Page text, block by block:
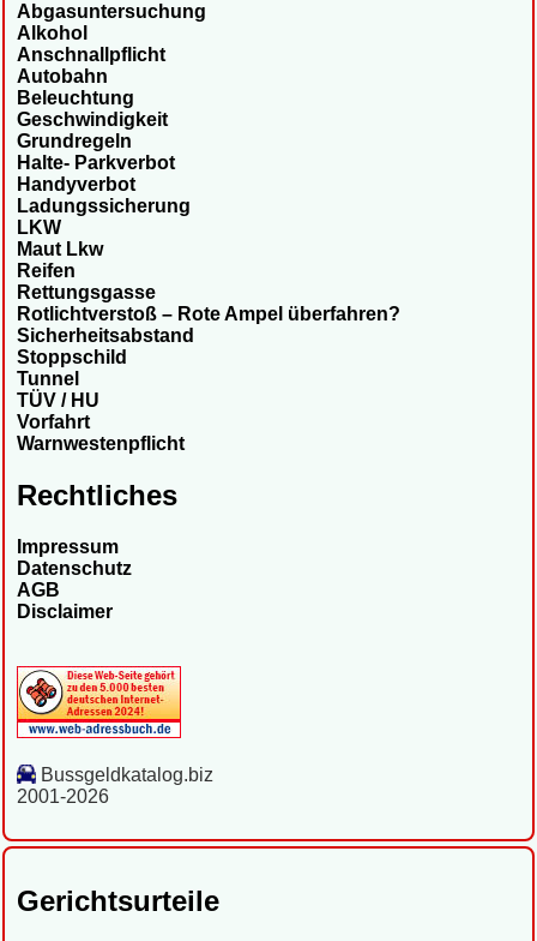
Abgasuntersuchung
Alkohol
Anschnallpflicht
Autobahn
Beleuchtung
Geschwindigkeit
Grundregeln
Halte- Parkverbot
Handyverbot
Ladungssicherung
LKW
Maut Lkw
Reifen
Rettungsgasse
Rotlichtverstoß – Rote Ampel überfahren?
Sicherheitsabstand
Stoppschild
Tunnel
TÜV / HU
Vorfahrt
Warnwestenpflicht
Rechtliches
Impressum
Datenschutz
AGB
Disclaimer
Bussgeldkatalog.biz
2001-2026
Gerichtsurteile